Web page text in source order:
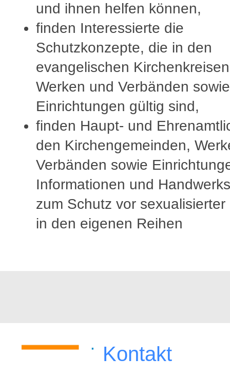
und ihnen helfen können,
finden Interessierte die
Schutzkonzepte, die in den
evangelischen
Werken und Verbänden sowie
Einrichtungen gültig sind,
finden Haupt- und
den Kirchengemeinden,
Verbänden sowie
Informationen und
zum Schutz vor sexualisierter
in den eigenen Reihen
Kontakt